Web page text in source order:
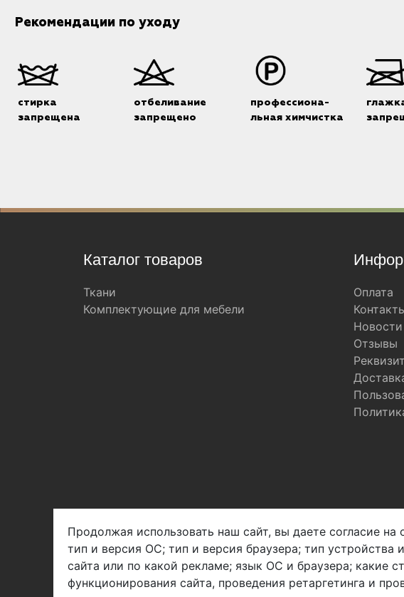
Рекомендации по уходу
стирка
запрещена
отбеливание
запрещено
профессиона-
льная химчистка
Каталог товаров
Ткани
Комплектующие для мебели
Оплата
Новости
Отзывы
Арбен текстиль г. Щелково, пер.
1-й Советский д.25, владение 2.
Мы в
Продолжая использовать наш сайт, вы даете согласие
тип и версия ОС; тип и версия браузера; тип устройства
сайта или по какой рекламе; язык ОС и браузера; какие
функционирования сайта, проведения ретаргетинга и